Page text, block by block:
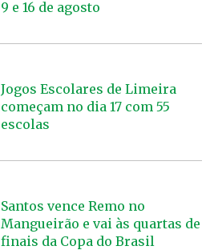
9 e 16 de agosto
Jogos Escolares de Limeira
começam no dia 17 com 55
escolas
Santos vence Remo no
Mangueirão e vai às quartas de
finais da Copa do Brasil